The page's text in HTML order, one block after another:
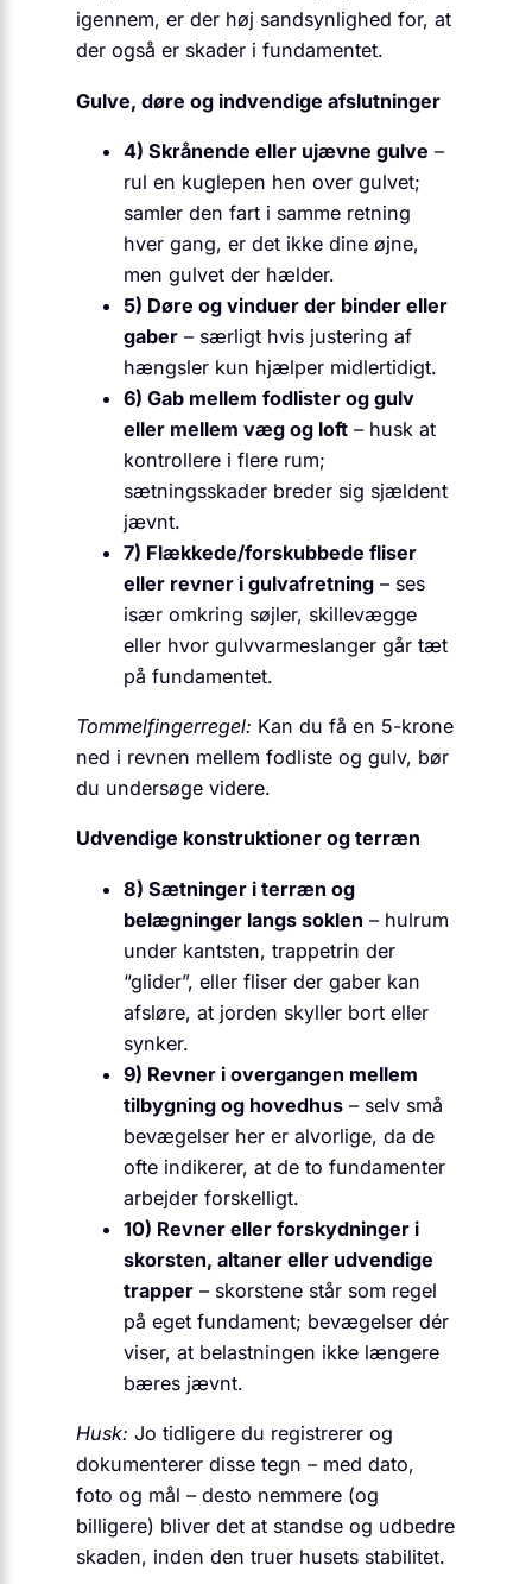
igennem, er der høj sandsynlighed for, at
der også er skader i fundamentet.
Gulve, døre og indvendige afslutninger
4) Skrånende eller ujævne gulve –
rul en kuglepen hen over gulvet;
samler den fart i samme retning
hver gang, er det ikke dine øjne,
men gulvet der hælder.
5) Døre og vinduer der binder eller
gaber – særligt hvis justering af
hængsler kun hjælper midlertidigt.
6) Gab mellem fodlister og gulv
eller mellem væg og loft – husk at
kontrollere i flere rum;
sætningsskader breder sig sjældent
jævnt.
7) Flækkede/forskubbede fliser
eller revner i gulvafretning – ses
især omkring søjler, skillevægge
eller hvor gulvvarmeslanger går tæt
på fundamentet.
Tommelfingerregel: Kan du få en 5-krone
ned i revnen mellem fodliste og gulv, bør
du undersøge videre.
Udvendige konstruktioner og terræn
8) Sætninger i terræn og
belægninger langs soklen – hulrum
under kantsten, trappetrin der
“glider”, eller fliser der gaber kan
afsløre, at jorden skyller bort eller
synker.
9) Revner i overgangen mellem
tilbygning og hovedhus – selv små
bevægelser her er alvorlige, da de
ofte indikerer, at de to fundamenter
arbejder forskelligt.
10) Revner eller forskydninger i
skorsten, altaner eller udvendige
trapper – skorstene står som regel
på eget fundament; bevægelser dér
viser, at belastningen ikke længere
bæres jævnt.
Husk: Jo tidligere du registrerer og
dokumenterer disse tegn – med dato,
foto og mål – desto nemmere (og
billigere) bliver det at standse og udbedre
skaden, inden den truer husets stabilitet.